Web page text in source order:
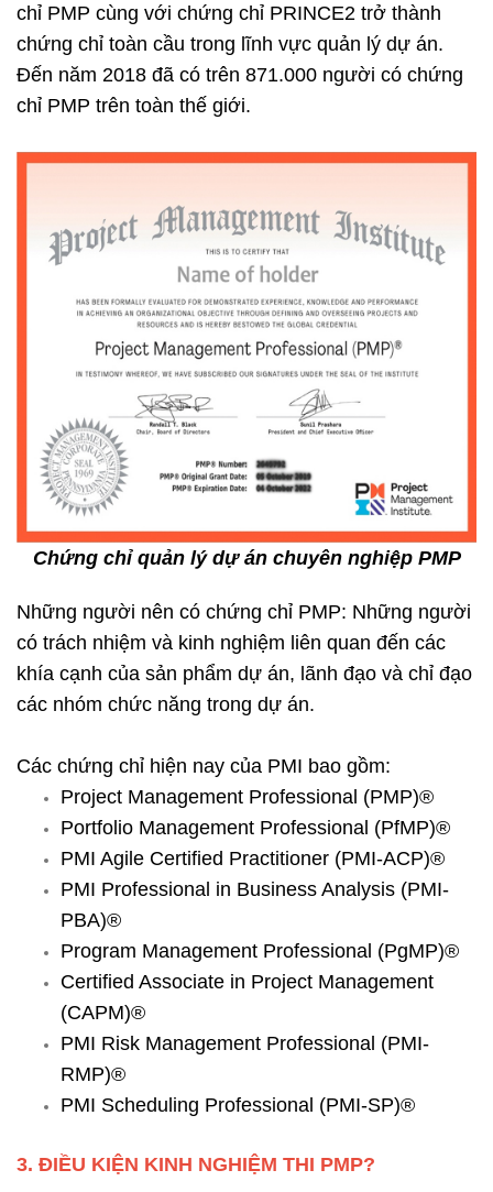
chỉ PMP cùng với chứng chỉ PRINCE2 trở thành
chứng chỉ toàn cầu trong lĩnh vực quản lý dự án.
Đến năm 2018 đã có trên 871.000 người có chứng
chỉ PMP trên toàn thế giới.
Chứng chỉ quản lý dự án chuyên nghiệp PMP
Những người nên có chứng chỉ PMP: Những người
có trách nhiệm và kinh nghiệm liên quan đến các
khía cạnh của sản phẩm dự án, lãnh đạo và chỉ đạo
các nhóm chức năng trong dự án.
Các chứng chỉ hiện nay của PMI bao gồm:
Project Management Professional (PMP)®
Portfolio Management Professional (PfMP)®
PMI Agile Certified Practitioner (PMI-ACP)®
PMI Professional in Business Analysis (PMI-
PBA)®
Program Management Professional (PgMP)®
Certified Associate in Project Management
(CAPM)®
PMI Risk Management Professional (PMI-
RMP)®
PMI Scheduling Professional (PMI-SP)®
3. ĐIỀU KIỆN KINH NGHIỆM THI PMP?